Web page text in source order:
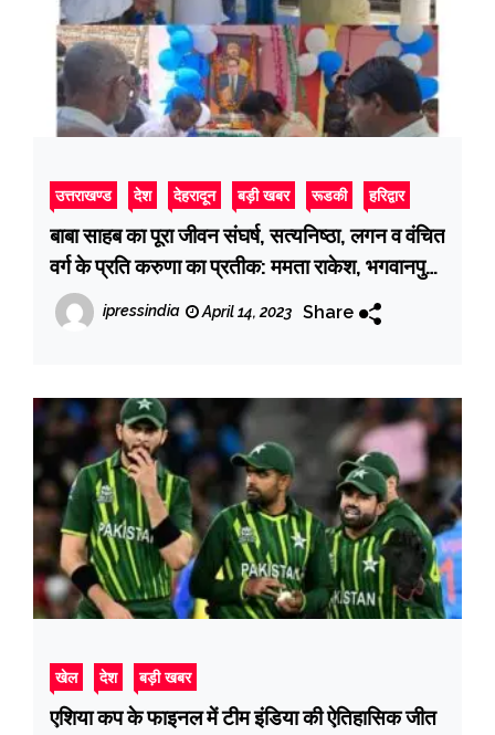
उत्तराखण्ड देश देहरादून बड़ी खबर रूडकी हरिद्वार
बाबा साहब का पूरा जीवन संघर्ष, सत्यनिष्ठा, लगन व वंचित
वर्ग के प्रति करुणा का प्रतीक: ममता राकेश, भगवानपुर
में धूमधाम से मनाई गई डॉ. भीमराव आंबेडकर जयंती
ipressindia April 14, 2023 Share
खेल देश बड़ी खबर
एशिया कप के फाइनल में टीम इंडिया की ऐतिहासिक जीत